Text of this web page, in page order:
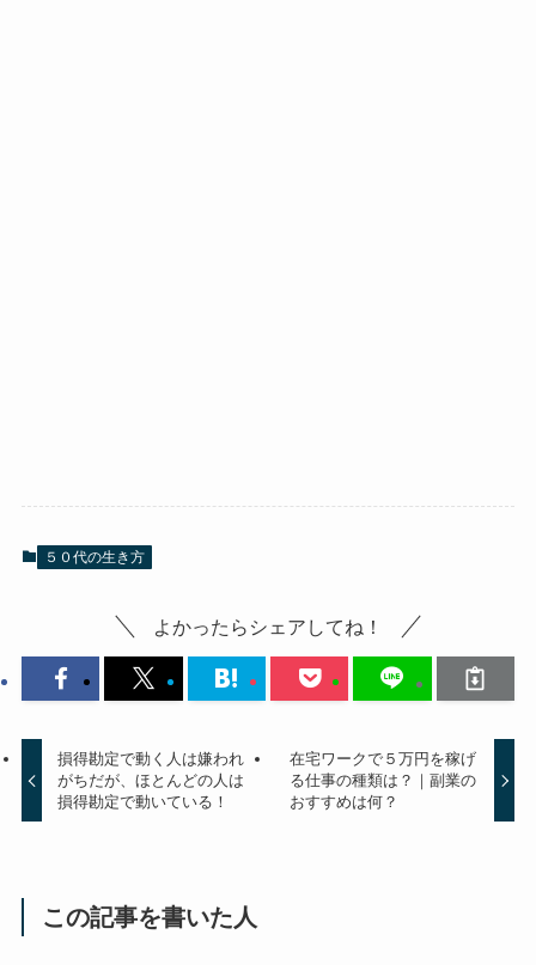
５０代の生き方
よかったらシェアしてね！
損得勘定で動く人は嫌われ
がちだが、ほとんどの人は
損得勘定で動いている！
在宅ワークで５万円を稼げ
る仕事の種類は？｜副業の
おすすめは何？
この記事を書いた人